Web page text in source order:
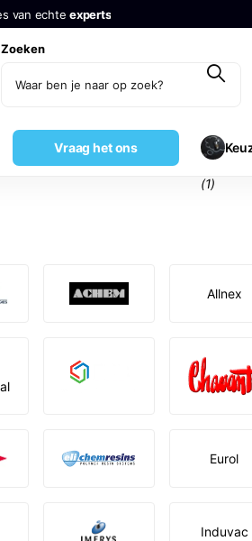
experts
van echteexperts
Zoeken
Vraag het ons
(1)
Allnex
Eurol
Induvac